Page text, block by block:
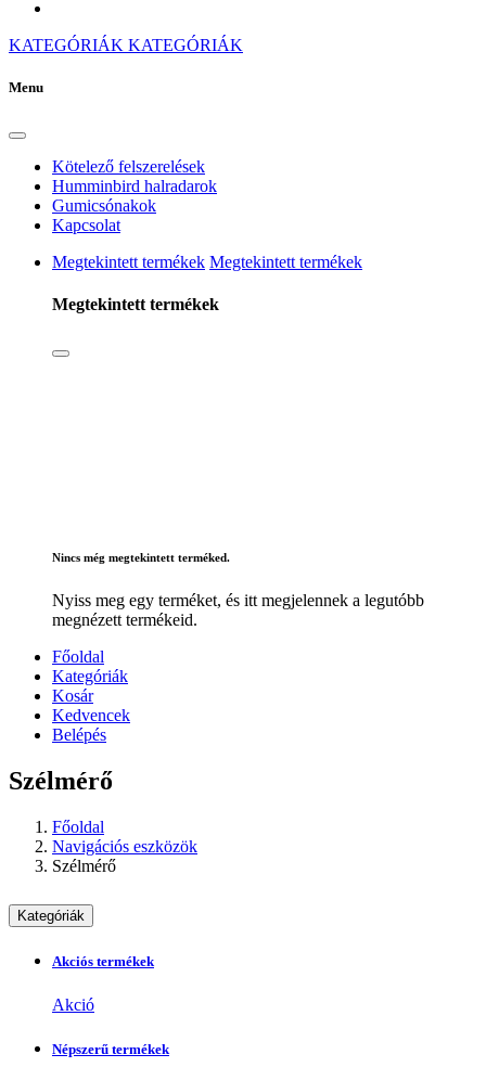
KATEGÓRIÁK KATEGÓRIÁK
Menu
Kötelező felszerelések
Humminbird halradarok
Gumicsónakok
Kapcsolat
Megtekintett termékek Megtekintett termékek
Megtekintett termékek
Nincs még megtekintett terméked.
Nyiss meg egy terméket, és itt megjelennek a legutóbb
megnézett termékeid.
Főoldal
Kategóriák
Kosár
Kedvencek
Belépés
Szélmérő
Főoldal
Navigációs eszközök
Szélmérő
Kategóriák
Akciós termékek
Akció
Népszerű termékek